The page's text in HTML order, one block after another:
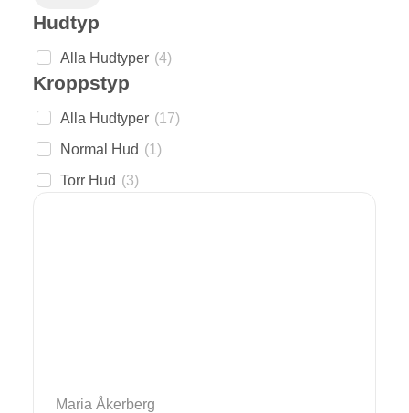
Hudtyp
Alla Hudtyper (4)
Kroppstyp
Alla Hudtyper (17)
Normal Hud (1 )
Torr Hud (3)
Maria Åkerberg